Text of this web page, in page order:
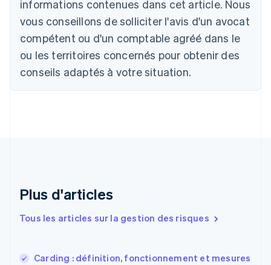
informations contenues dans cet article. Nous
vous conseillons de solliciter l'avis d'un avocat
compétent ou d'un comptable agréé dans le
ou les territoires concernés pour obtenir des
conseils adaptés à votre situation.
Plus d'articles
Tous les articles sur la gestion des risques
Carding : définition, fonctionnement et mesures
NederlandsFrançaisDeutschEnglish
Brésil
PortuguêsEnglish
Bulgarie
English
English Français
Chine continentale
English
Espagne